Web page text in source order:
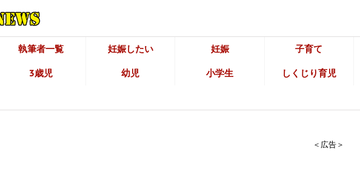
執筆者一覧 妊娠したい 妊娠 子育て
3歳児 幼児 小学生 しくじり育児
＜広告＞